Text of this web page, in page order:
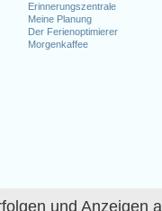
und Anzeigen
Erinnerungszentrale
Meine Planung
Der Ferienoptimierer
Morgenkaffee